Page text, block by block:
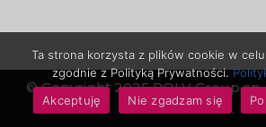
© Copyright 2025 ROLV Group
reserved.
Ta strona korzysta z plików cookie w celu
zgodnie z Polityką Prywatności.
Akceptuję
Nie zgadzam się